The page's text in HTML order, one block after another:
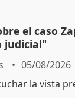
el caso
judicial"
05/08/2026